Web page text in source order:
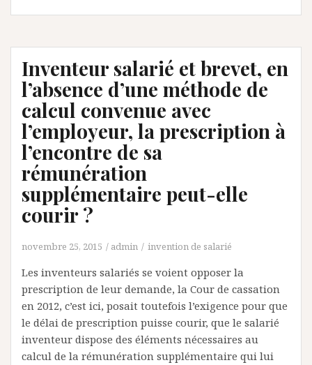
Inventeur salarié et brevet, en
l’absence d’une méthode de
calcul convenue avec
l’employeur, la prescription à
l’encontre de sa
rémunération
supplémentaire peut-elle
courir ?
novembre 25, 2015 admin invention de salarié
Les inventeurs salariés se voient opposer la
prescription de leur demande, la Cour de cassation
en 2012, c’est ici, posait toutefois l’exigence pour que
le délai de prescription puisse courir, que le salarié
inventeur dispose des éléments nécessaires au
calcul de la rémunération supplémentaire qui lui